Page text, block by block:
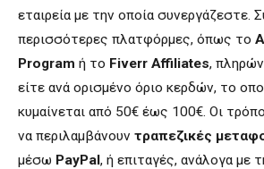
εταιρεία με την οποία συνεργάζεστε.
περισσότερες πλατφόρμες, όπως το
Program ή το Fiverr Affiliates,
είτε ανά ορισμένο όριο κερδών, το
κυμαίνεται από 50€ έως 100€. Οι
να περιλαμβάνουν τραπεζικές
μέσω PayPal, ή επιταγές, ανάλογα με